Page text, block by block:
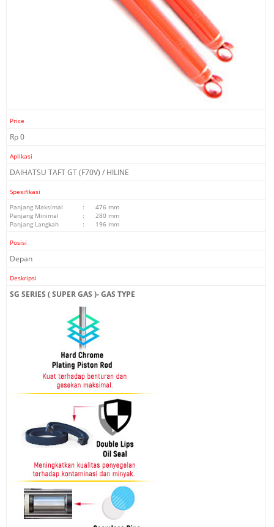
Price
Rp 0
Aplikasi
DAIHATSU TAFT GT (F70V) / HILINE
Spesifikasi
Panjang Maksimal
:
476 mm
Panjang Minimal
:
280 mm
Panjang Langkah
: 196 mm
Posisi
Depan
Deskripsi
SG SERIES ( SUPER GAS )- GAS TYPE